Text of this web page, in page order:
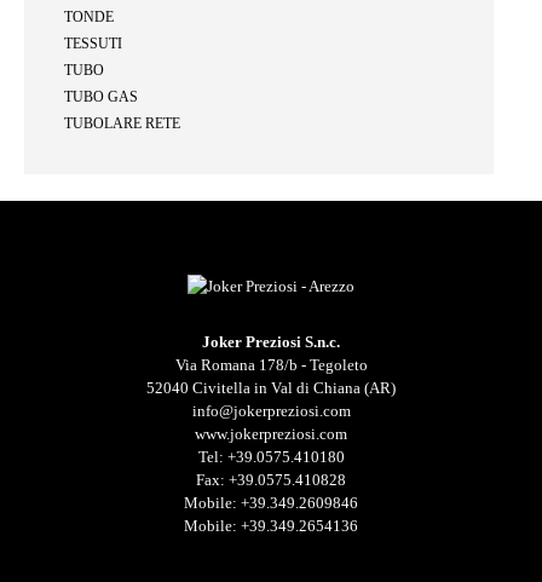
TONDE
TESSUTI
TUBO
TUBO GAS
TUBOLARE RETE
Joker Preziosi S.n.c.
Via Romana 178/b - Tegoleto
52040 Civitella in Val di Chiana (AR)
info@jokerpreziosi.com
www.jokerpreziosi.com
Tel: +39.0575.410180
Fax: +39.0575.410828
Mobile: +39.349.2609846
Mobile: +39.349.2654136